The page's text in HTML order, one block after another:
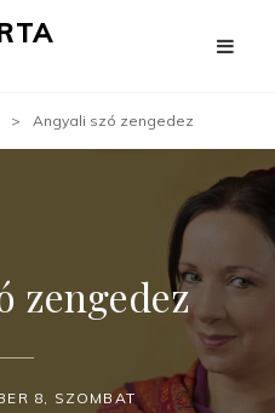
> Angyali szó zengedez
zengedez
8, SZOMBAT